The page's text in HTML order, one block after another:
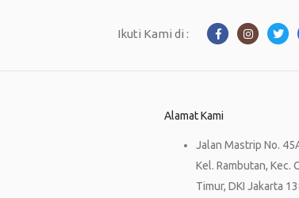
Ikuti Kami di :
Alamat Kami
Jalan Mastrip No.
Kel. Rambutan, Kec.
Timur, DKI Jakarta